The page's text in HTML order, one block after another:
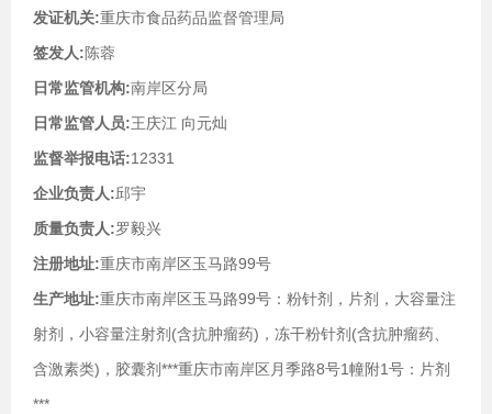
发证机关:重庆市食品药品监督管理局
签发人:陈蓉
日常监管机构:南岸区分局
日常监管人员:王庆江 向元灿
监督举报电话:12331
企业负责人:邱宇
质量负责人:罗毅兴
注册地址:重庆市南岸区玉马路99号
生产地址:重庆市南岸区玉马路99号：粉针剂，片剂，大容量注
射剂，小容量注射剂(含抗肿瘤药)，冻干粉针剂(含抗肿瘤药、
含激素类)，胶囊剂***重庆市南岸区月季路8号1幢附1号：片剂
***